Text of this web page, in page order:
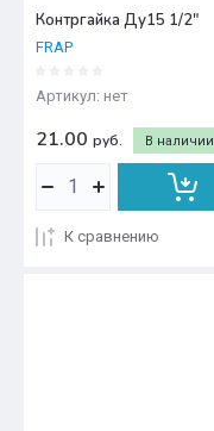
Контргайка Ду15 1/2"
FRAP
Артикул: нет
В наличии
21.00 руб.
К сравнению